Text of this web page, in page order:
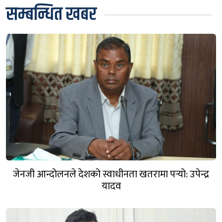
सम्बन्धित खबर
जेनजी आन्दोलनले देशको स्वाधीनता खतरामा पर्‍यो: उपेन्द्र
यादव